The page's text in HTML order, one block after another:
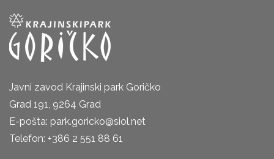
Javni zavod Krajinski park Goričko
Grad 191, 9264 Grad
E-pošta: park.goricko@siol.net
Telefon: +386 2 551 88 61